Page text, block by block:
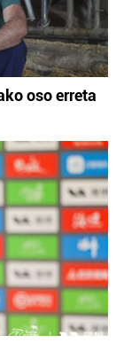
oso erreta